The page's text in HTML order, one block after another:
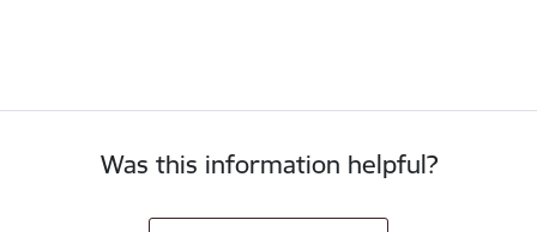
Was this information helpful?